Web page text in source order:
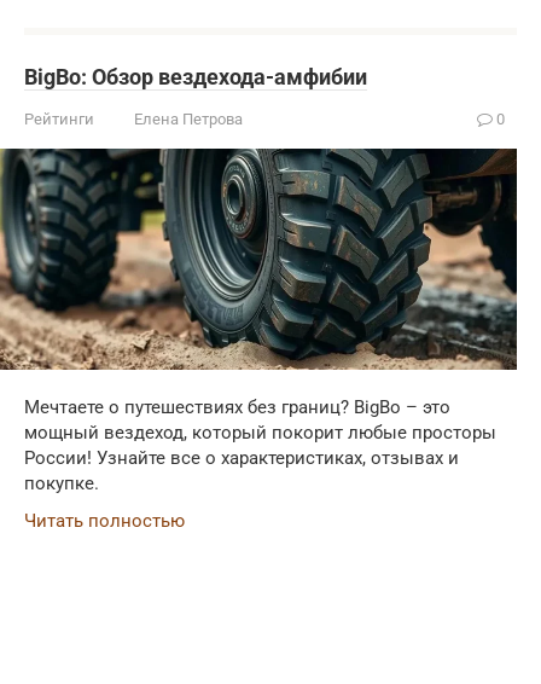
BigBo: Обзор вездехода-амфибии
Рейтинги Елена Петрова 0
Мечтаете о путешествиях без границ? BigBo – это
мощный вездеход, который покорит любые просторы
России! Узнайте все о характеристиках, отзывах и
покупке.
Читать полностью